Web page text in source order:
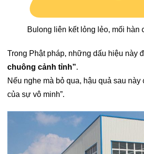
Bulong liên kết lỏng lẻo, mối hàn
Trong Phật pháp, những dấu hiệu này
chuông cảnh tỉnh”.
Nếu nghe mà bỏ qua, hậu quả sau này
của sự vô minh”.